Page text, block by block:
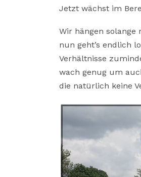
Jetzt wächst im
Wir hängen solange
nun geht’s endlich
Verhältnisse
wach genug um
die natürlich keine